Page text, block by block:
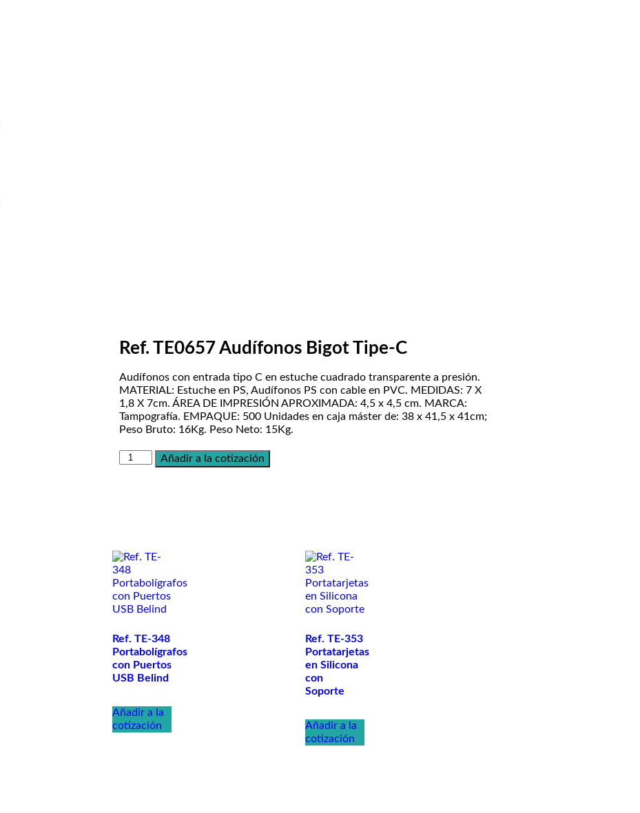
Ref. TE0657 Audífonos Bigot Tipe-C
Audífonos con entrada tipo C en estuche cuadrado transparente a presión.
MATERIAL: Estuche en PS, Audífonos PS con cable en PVC. MEDIDAS: 7 X
1,8 X 7cm. ÁREA DE IMPRESIÓN APROXIMADA: 4,5 x 4,5 cm. MARCA:
Tampografía. EMPAQUE: 500 Unidades en caja máster de: 38 x 41,5 x 41cm;
Peso Bruto: 16Kg. Peso Neto: 15Kg.
Añadir a la cotización
Ref. TE-348
Portabolígrafos
con Puertos
USB Belind
Añadir a la
cotización
Ref. TE-353
Portatarjetas
en Silicona
con
Soporte
Añadir a la
cotización